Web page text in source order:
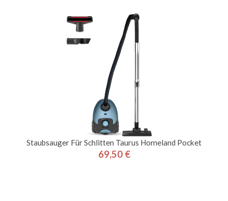
Staubsauger Für Schlitten Taurus Homeland Pocket
Preis
69,50 €